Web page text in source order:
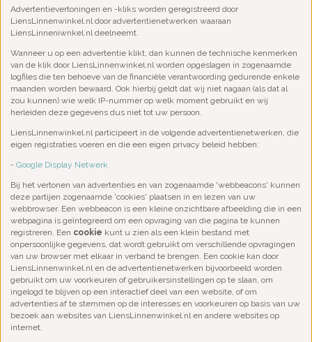
Advertentievertoningen en -kliks worden geregistreerd door
LiensLinnenwinkel.nl door advertentienetwerken waaraan
LiensLinneniwnkel.nl deelneemt.
Wanneer u op een advertentie klikt, dan kunnen de technische kenmerken
van de klik door LiensLinnenwinkel.nl worden opgeslagen in zogenaamde
logfiles die ten behoeve van de financiële verantwoording gedurende enkele
maanden worden bewaard. Ook hierbij geldt dat wij niet nagaan (als dat al
zou kunnen) wie welk IP-nummer op welk moment gebruikt en wij
herleiden deze gegevens dus niet tot uw persoon.
LiensLinnenwinkel.nl participeert in de volgende advertentienetwerken, die
eigen registraties voeren en die een eigen privacy beleid hebben:
- Google Display Netwerk
Bij het vertonen van advertenties en van zogenaamde 'webbeacons' kunnen
deze partijen zogenaamde 'cookies' plaatsen in en lezen van uw
webbrowser. Een webbeacon is een kleine onzichtbare afbeelding die in een
webpagina is geïntegreerd om een opvraging van die pagina te kunnen
registreren. Een cookie kunt u zien als een klein bestand met
onpersoonlijke gegevens, dat wordt gebruikt om verschillende opvragingen
van uw browser met elkaar in verband te brengen. Een cookie kan door
LiensLinnenwinkel.nl en de advertentienetwerken bijvoorbeeld worden
gebruikt om uw voorkeuren of gebruikersinstellingen op te slaan, om
ingelogd te blijven op een interactief deel van een website, of om
advertenties af te stemmen op de interesses en voorkeuren op basis van uw
bezoek aan websites van LiensLinnenwinkel.nl en andere websites op
internet.